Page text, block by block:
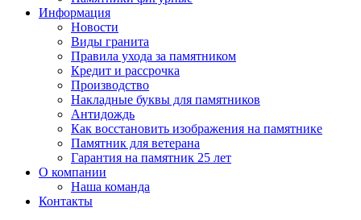
Информация
Новости
Виды гранита
Правила ухода за памятником
Кредит и рассрочка
Производство
Накладные буквы для памятников
Антидождь
Как восстановить изображения на памятнике
Памятник для ветерана
Гарантия на памятник 25 лет
О компании
Наша команда
Контакты